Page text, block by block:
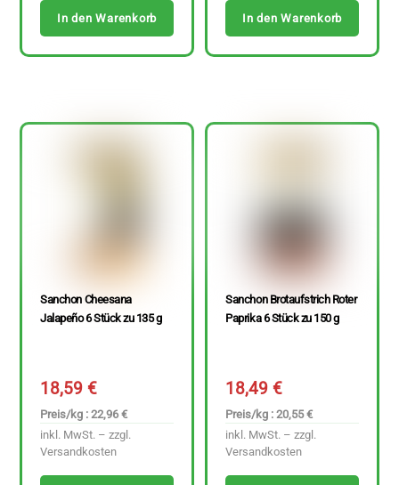
In den Warenkorb In den Warenkorb
Sanchon Cheesana
Jalapeño 6 Stück zu 135 g
18,59€
Preis/kg : 22,96 €
inkl. MwSt. – zzgl.
Versandkosten
Sanchon Brotaufstrich Roter
Paprika 6 Stück zu 150 g
18,49€
Preis/kg : 20,55 €
inkl. MwSt. – zzgl.
Versandkosten